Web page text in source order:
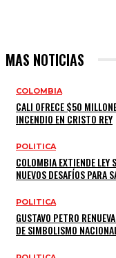
MAS NOTICIAS
COLOMBIA
CALI OFRECE $50
INCENDIO EN CRISTO REY
POLITICA
COLOMBIA EXTIENDE LEY
NUEVOS DESAFÍOS PARA
POLITICA
GUSTAVO PETRO
DE SIMBOLISMO